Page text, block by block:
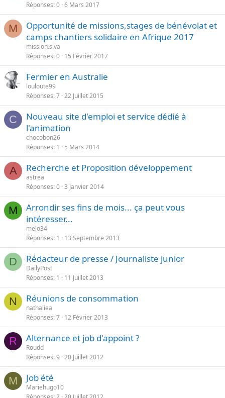
Réponses 0 6 Mars 2017
M
Opportunité de missions,stages de bénévolat et
camps chantiers solidaire en Afrique 2017
mission.siva
Réponses 0 15 Février 2017
Fermier en Australie
louloute99
Réponses 7 22 Juillet 2015
C
Nouveau site d'emploi et service dédié à
l'animation
chocobon26
Réponses 1 5 Mars 2014
A Recherche et Proposition développement
astrea
Réponses 0 3 Janvier 2014
M
Arrondir ses fins de mois... ça peut vous
intéresser...
melo34
Réponses 1 13 Septembre 2013
D Rédacteur de presse / Journaliste junior
DailyPost
Réponses 1 11 Juillet 2013
N Réunions de consommation
nathaliea
Réponses 7 12 Février 2013
R Alternance et job d'appoint ?
Roudd
Réponses 9 20 Juillet 2012
M Job été
Mariehugo10